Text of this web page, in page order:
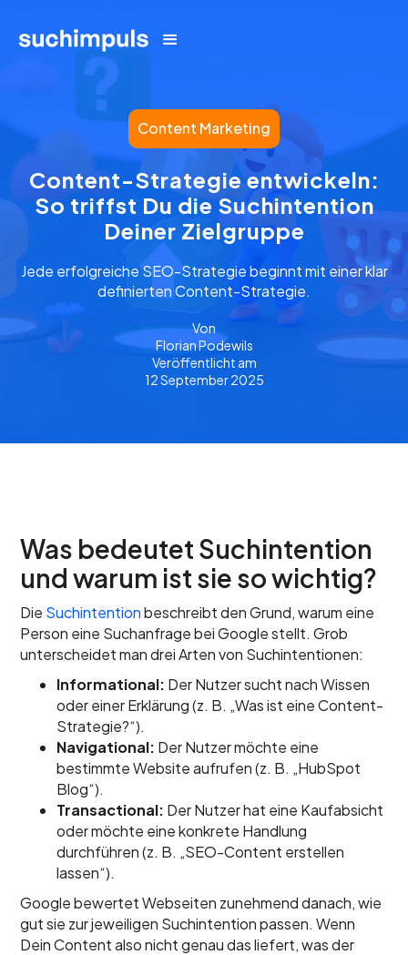
Content Marketing
Content-Strategie entwickeln:
So triffst Du die Suchintention
Deiner Zielgruppe
Jede erfolgreiche SEO-Strategie beginnt mit einer klar
definierten Content-Strategie.
Von
Florian Podewils
Veröffentlicht am
12 September 2025
Was bedeutet Suchintention
und warum ist sie so wichtig?
Die Suchintentionbeschreibt den Grund, warum eine
Person eine Suchanfrage bei Google stellt. Grob
unterscheidet man drei Arten von Suchintentionen:
Informational: Der Nutzer sucht nach Wissen
oder einer Erklärung (z. B. „Was ist eine Content-
Strategie?“).
Navigational: Der Nutzer möchte eine
bestimmte Website aufrufen (z. B. „HubSpot
Blog“).
Transactional: Der Nutzer hat eine Kaufabsicht
oder möchte eine konkrete Handlung
durchführen (z. B. „SEO-Content erstellen
lassen“).
Google bewertet Webseiten zunehmend danach, wie
gut sie zur jeweiligen Suchintention passen. Wenn
Dein Content also nicht genau das liefert, was der